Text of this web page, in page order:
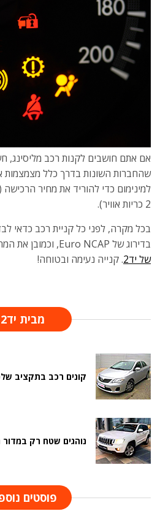
אם אתם חושבים לקנות רכב מליסינג,
שהחברות השונות בדרך כלל מצמצמות
למינימום כדי להוריד את מחיר
2 כריות אוויר).
בכל מקרה, לפני כל קניית רכב כדאי
בדירוג של Euro NCAP, וכמובן את המחיר באמצעות
של יד2 . קנייה נעימה ובטוחה!
מבית יד2
קונים רכב בתקציב
נוהגים שטח רק במדור
פוסטים